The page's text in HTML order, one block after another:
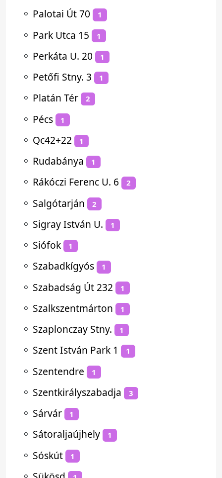
⚬ Palotai Út 70 1
⚬ Park Utca 15 1
⚬ Perkáta U. 20 1
⚬ Petőfi Stny. 3 1
⚬ Platán Tér 2
⚬ Pécs 1
⚬ Qc42+22 1
⚬ Rudabánya 1
⚬ Rákóczi Ferenc U. 6 2
⚬ Salgótarján 2
⚬ Sigray István U. 1
⚬ Siófok 1
⚬ Szabadkígyós 1
⚬ Szabadság Út 232 1
⚬ Szalkszentmárton 1
⚬ Szaplonczay Stny. 1
⚬ Szent István Park 1 1
⚬ Szentendre 1
⚬ Szentkirályszabadja 3
⚬ Sárvár 1
⚬ Sátoraljaújhely 1
⚬ Sóskút 1